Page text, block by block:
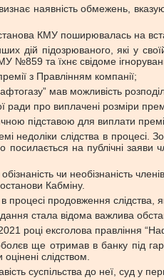
визнає наявність обмежень,
КМУ поширювалась на
дій підозрюваного, які у
№859 та їхнє свідоме
з Правлінням компанії;
мав можливість
про виплачені розміри
підставою для виплати
недоліки слідства в процесі.
посилається на публічні
чи необізнаність
Кабміну.
процесі продовження слідства,
стала відома важлива
році ексголова правління
ще отримав в банку під
слідством.
суспільства до неї, суд у